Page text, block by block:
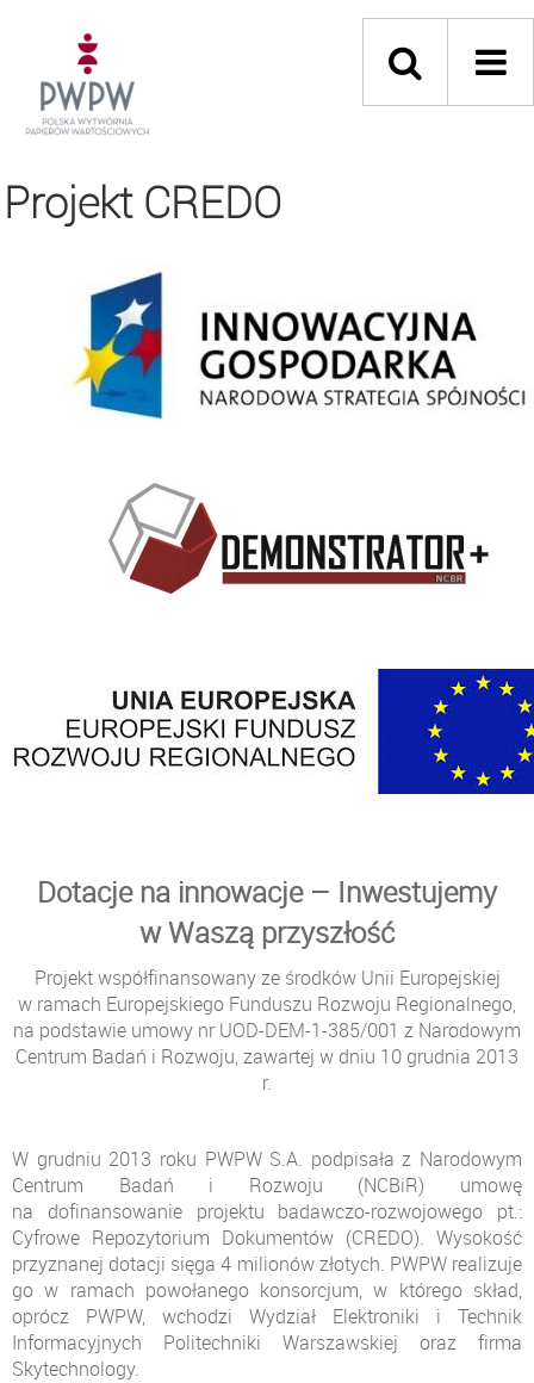
Projekt CREDO
Dotacje na innowacje – Inwestujemy
w Waszą przyszłość
Projekt współfinansowany ze środków Unii Europejskiej
w ramach Europejskiego Funduszu Rozwoju Regionalnego,
na podstawie umowy nr UOD-DEM-1-385/001 z Narodowym
Centrum Badań i Rozwoju, zawartej w dniu 10 grudnia 2013
r.
W grudniu 2013 roku PWPW S.A. podpisała z Narodowym
Centrum Badań i Rozwoju (NCBiR) umowę
na dofinansowanie projektu badawczo-rozwojowego pt.:
Cyfrowe Repozytorium Dokumentów (CREDO). Wysokość
przyznanej dotacji sięga 4 milionów złotych. PWPW realizuje
go w ramach powołanego konsorcjum, w którego skład,
oprócz PWPW, wchodzi Wydział Elektroniki i Technik
Informacyjnych Politechniki Warszawskiej oraz firma
Skytechnology.